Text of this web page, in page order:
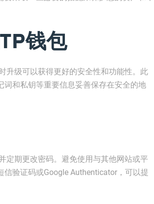
钱包
升级可以获得更好的安全性和功能性。此
和私钥等重要信息妥善保存在安全的地
定期更改密码。避免使用与其他网站或平
验证码或Google Authenticator，可以提